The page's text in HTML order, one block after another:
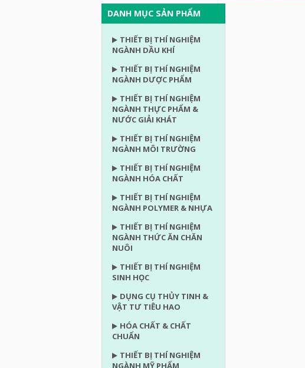
DANH MỤC SẢN PHẨM
THIẾT BỊ THÍ NGHIỆM
NGÀNH DẦU KHÍ
THIẾT BỊ THÍ NGHIỆM
NGÀNH DƯỢC PHẨM
THIẾT BỊ THÍ NGHIỆM
NGÀNH THỰC PHẨM &
NƯỚC GIẢI KHÁT
THIẾT BỊ THÍ NGHIỆM
NGÀNH MÔI TRƯỜNG
THIẾT BỊ THÍ NGHIỆM
NGÀNH HÓA CHẤT
THIẾT BỊ THÍ NGHIỆM
NGÀNH POLYMER & NHỰA
THIẾT BỊ THÍ NGHIỆM
NGÀNH THỨC ĂN CHĂN
NUÔI
THIẾT BỊ THÍ NGHIỆM
SINH HỌC
DỤNG CỤ THỦY TINH &
VẬT TƯ TIÊU HAO
HÓA CHẤT & CHẤT
CHUẨN
THIẾT BỊ THÍ NGHIỆM
NGÀNH MỸ PHẨM